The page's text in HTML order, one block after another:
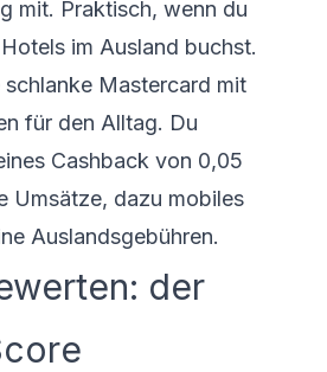
mit. Praktisch, wenn du
im Ausland buchst.
schlanke Mastercard mit
für den Alltag. Du
Cashback von 0,05
Umsätze, dazu mobiles
Auslandsgebühren.
der